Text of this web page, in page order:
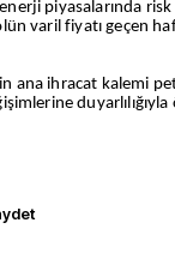
piyasalarında risk
varil fiyatı geçen
ana ihracat kalemi
duyarlılığıyla